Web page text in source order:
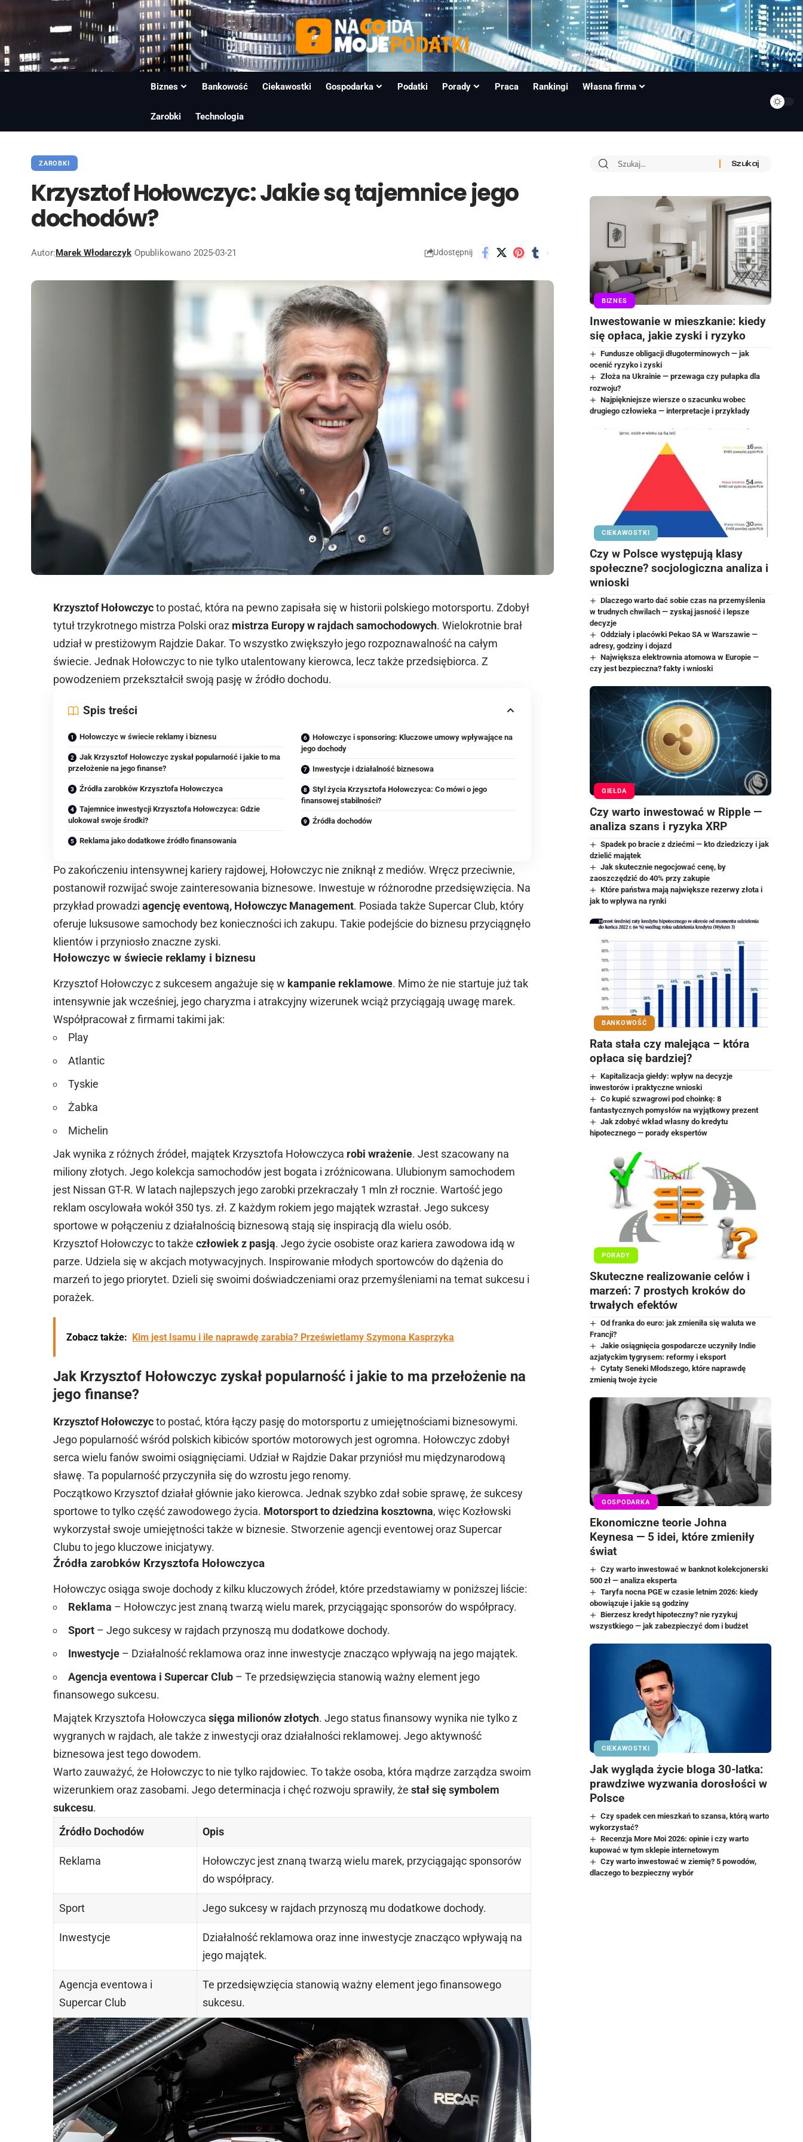
Biznes Bankowość Ciekawostki Gospodarka Podatki Porady Praca Rankingi Własna firma
Zarobki Technologia
ZAROBKI
Krzysztof Hołowczyc: Jakie są tajemnice jego
dochodów?
Autor:Marek Włodarczyk Opublikowano 2025-03-21 Udostępnij
Krzysztof Hołowczycto postać, która na pewno zapisała się w historii polskiego motorsportu. Zdobył
tytuł trzykrotnego mistrza Polski oraz mistrza Europy w rajdach samochodowych. Wielokrotnie brał
udział w prestiżowym Rajdzie Dakar. To wszystko zwiększyło jego rozpoznawalność na całym
świecie. Jednak Hołowczyc to nie tylko utalentowany kierowca, lecz także przedsiębiorca. Z
powodzeniem przekształcił swoją pasję w źródło dochodu.
Spis treści
Hołowczyc w świecie reklamy i biznesu
Jak Krzysztof Hołowczyc zyskał popularność i jakie to ma
przełożenie na jego finanse?
Źródła zarobków Krzysztofa Hołowczyca
Tajemnice inwestycji Krzysztofa Hołowczyca: Gdzie
ulokował swoje środki?
Reklama jako dodatkowe źródło finansowania
Hołowczyc i sponsoring: Kluczowe umowy wpływające na
jego dochody
Inwestycje i działalność biznesowa
Styl życia Krzysztofa Hołowczyca: Co mówi o jego
finansowej stabilności?
Źródła dochodów
Po zakończeniu intensywnej kariery rajdowej, Hołowczyc nie zniknął z mediów. Wręcz przeciwnie,
postanowił rozwijać swoje zainteresowania biznesowe. Inwestuje w różnorodne przedsięwzięcia. Na
przykład prowadziagencję eventową, Hołowczyc Management. Posiada także Supercar Club, który
oferuje luksusowe samochody bez konieczności ich zakupu. Takie podejście do biznesu przyciągnęło
klientów i przyniosło znaczne zyski.
Hołowczyc w świecie reklamy i biznesu
Krzysztof Hołowczyc z sukcesem angażuje się w kampanie reklamowe. Mimo że nie startuje już tak
intensywnie jak wcześniej, jego charyzma i atrakcyjny wizerunek wciąż przyciągają uwagę marek.
Współpracował z firmami takimi jak:
Play
Atlantic
Tyskie
Żabka
Michelin
Jak wynika z różnych źródeł, majątek Krzysztofa Hołowczyca robi wrażenie. Jest szacowany na
miliony złotych. Jego kolekcja samochodów jest bogata i zróżnicowana. Ulubionym samochodem
jest Nissan GT-R. W latach najlepszych jego zarobki przekraczały 1 mln zł rocznie. Wartość jego
reklam oscylowała wokół 350 tys. zł. Z każdym rokiem jego majątek wzrastał. Jego sukcesy
sportowe w połączeniu z działalnością biznesową stają się inspiracją dla wielu osób.
Krzysztof Hołowczyc to takżeczłowiek z pasją. Jego życie osobiste oraz kariera zawodowa idą w
parze. Udziela się w akcjach motywacyjnych. Inspirowanie młodych sportowców do dążenia do
marzeń to jego priorytet. Dzieli się swoimi doświadczeniami oraz przemyśleniami na temat sukcesu i
porażek.
Zobacz także: Kim jest Isamu i ile naprawdę zarabia? Prześwietlamy Szymona Kasprzyka
Jak Krzysztof Hołowczyc zyskał popularność i jakie to ma przełożenie na
jego finanse?
Krzysztof Hołowczycto postać, która łączy pasję do motorsportu z umiejętnościami biznesowymi.
Jego popularność wśród polskich kibiców sportów motorowych jest ogromna. Hołowczyc zdobył
serca wielu fanów swoimi osiągnięciami. Udział w Rajdzie Dakar przyniósł mu międzynarodową
sławę. Ta popularność przyczyniła się do wzrostu jego renomy.
Początkowo Krzysztof działał głównie jako kierowca. Jednak szybko zdał sobie sprawę, że sukcesy
sportowe to tylko część zawodowego życia. Motorsport to dziedzina kosztowna, więc Kozłowski
wykorzystał swoje umiejętności także w biznesie. Stworzenie agencji eventowej oraz Supercar
Clubu to jego kluczowe inicjatywy.
Źródła zarobków Krzysztofa Hołowczyca
Hołowczyc osiąga swoje dochody z kilku kluczowych źródeł, które przedstawiamy w poniższej liście:
Reklama – Hołowczyc jest znaną twarzą wielu marek, przyciągając sponsorów do współpracy.
Sport – Jego sukcesy w rajdach przynoszą mu dodatkowe dochody.
Inwestycje – Działalność reklamowa oraz inne inwestycje znacząco wpływają na jego majątek.
Agencja eventowa i Supercar Club – Te przedsięwzięcia stanowią ważny element jego
finansowego sukcesu.
Majątek Krzysztofa Hołowczycasięga milionów złotych. Jego status finansowy wynika nie tylko z
wygranych w rajdach, ale także z inwestycji oraz działalności reklamowej. Jego aktywność
biznesowa jest tego dowodem.
Warto zauważyć, że Hołowczyc to nie tylko rajdowiec. To także osoba, która mądrze zarządza swoim
wizerunkiem oraz zasobami. Jego determinacja i chęć rozwoju sprawiły, żestał się symbolem
sukcesu.
Źródło Dochodów
Opis
Reklama
Hołowczyc jest znaną twarzą wielu marek, przyciągając sponsorów
do współpracy.
Sport Jego sukcesy w rajdach przynoszą mu dodatkowe dochody.
Inwestycje
Działalność reklamowa oraz inne inwestycje znacząco wpływają na
jego majątek.
Agencja eventowa i
Supercar Club
Te przedsięwzięcia stanowią ważny element jego finansowego
sukcesu.
BIZNES
Inwestowanie w mieszkanie: kiedy
się opłaca, jakie zyski i ryzyko
Fundusze obligacji długoterminowych — jak
ocenić ryzyko i zyski
Złoża na Ukrainie — przewaga czy pułapka dla
rozwoju?
Najpiękniejsze wiersze o szacunku wobec
drugiego człowieka — interpretacje i przykłady
CIEKAWOSTKI
Czy w Polsce występują klasy
społeczne? socjologiczna analiza i
wnioski
Dlaczego warto dać sobie czas na przemyślenia
w trudnych chwilach — zyskaj jasność i lepsze
decyzje
Oddziały i placówki Pekao SA w Warszawie —
adresy, godziny i dojazd
Największa elektrownia atomowa w Europie —
czy jest bezpieczna? fakty i wnioski
GIEŁDA
Czy warto inwestować w Ripple —
analiza szans i ryzyka XRP
Spadek po bracie z dziećmi — kto dziedziczy i jak
dzielić majątek
Jak skutecznie negocjować cenę, by
zaoszczędzić do 40% przy zakupie
Które państwa mają największe rezerwy złota i
jak to wpływa na rynki
BANKOWOŚĆ
Rata stała czy malejąca – która
opłaca się bardziej?
Kapitalizacja giełdy: wpływ na decyzje
inwestorów i praktyczne wnioski
Co kupić szwagrowi pod choinkę: 8
fantastycznych pomysłów na wyjątkowy prezent
Jak zdobyć wkład własny do kredytu
hipotecznego — porady ekspertów
PORADY
Skuteczne realizowanie celów i
marzeń: 7 prostych kroków do
trwałych efektów
Od franka do euro: jak zmieniła się waluta we
Francji?
Jakie osiągnięcia gospodarcze uczyniły Indie
azjatyckim tygrysem: reformy i eksport
Cytaty Seneki Młodszego, które naprawdę
zmienią twoje życie
GOSPODARKA
Ekonomiczne teorie Johna
Keynesa — 5 idei, które zmieniły
świat
Czy warto inwestować w banknot kolekcjonerski
500 zł — analiza eksperta
Taryfa nocna PGE w czasie letnim 2026: kiedy
obowiązuje i jakie są godziny
Bierzesz kredyt hipoteczny? nie ryzykuj
wszystkiego — jak zabezpieczyć dom i budżet
CIEKAWOSTKI
Jak wygląda życie bloga 30-latka:
prawdziwe wyzwania dorosłości w
Polsce
Czy spadek cen mieszkań to szansa, którą warto
wykorzystać?
Recenzja More Moi 2026: opinie i czy warto
kupować w tym sklepie internetowym
Czy warto inwestować w ziemię? 5 powodów,
dlaczego to bezpieczny wybór